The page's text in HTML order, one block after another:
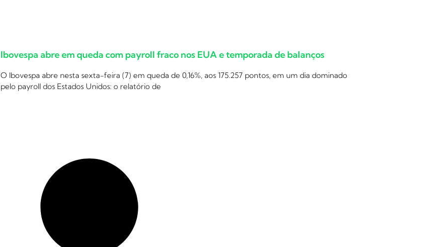
Ibovespa abre em queda com payroll fraco nos EUA e temporada de balanços
O Ibovespa abre nesta sexta-feira (7) em queda de 0,16%, aos 175.257 pontos, em um dia dominado
pelo payroll dos Estados Unidos: o relatório de